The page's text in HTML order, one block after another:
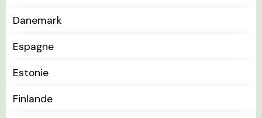
Danemark
Espagne
Estonie
Finlande